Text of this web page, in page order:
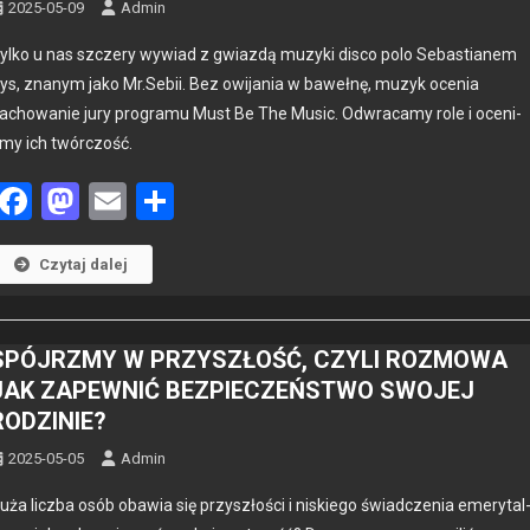
2025-05-09 Admin
u nas szcz­ery wywiad z gwiazdą muzy­ki dis­co polo Sebas­tianem
znanym jako Mr.Sebii. Bez owi­ja­nia w bawełnę, muzyk oce­nia
jury pro­gra­mu Must Be The Music. Odwracamy role i oce­ni­
ich twór­c­zość.
Facebook
Mastodon
Email
Czytaj dalej
W PRZYSZŁOŚĆ, CZYLI ROZMOWA
ZAPEWNIĆ BEZPIECZEŃSTWO SWOJEJ
2025-05-05 Admin
licz­ba osób obaw­ia się przyszłoś­ci i niskiego świad­czenia